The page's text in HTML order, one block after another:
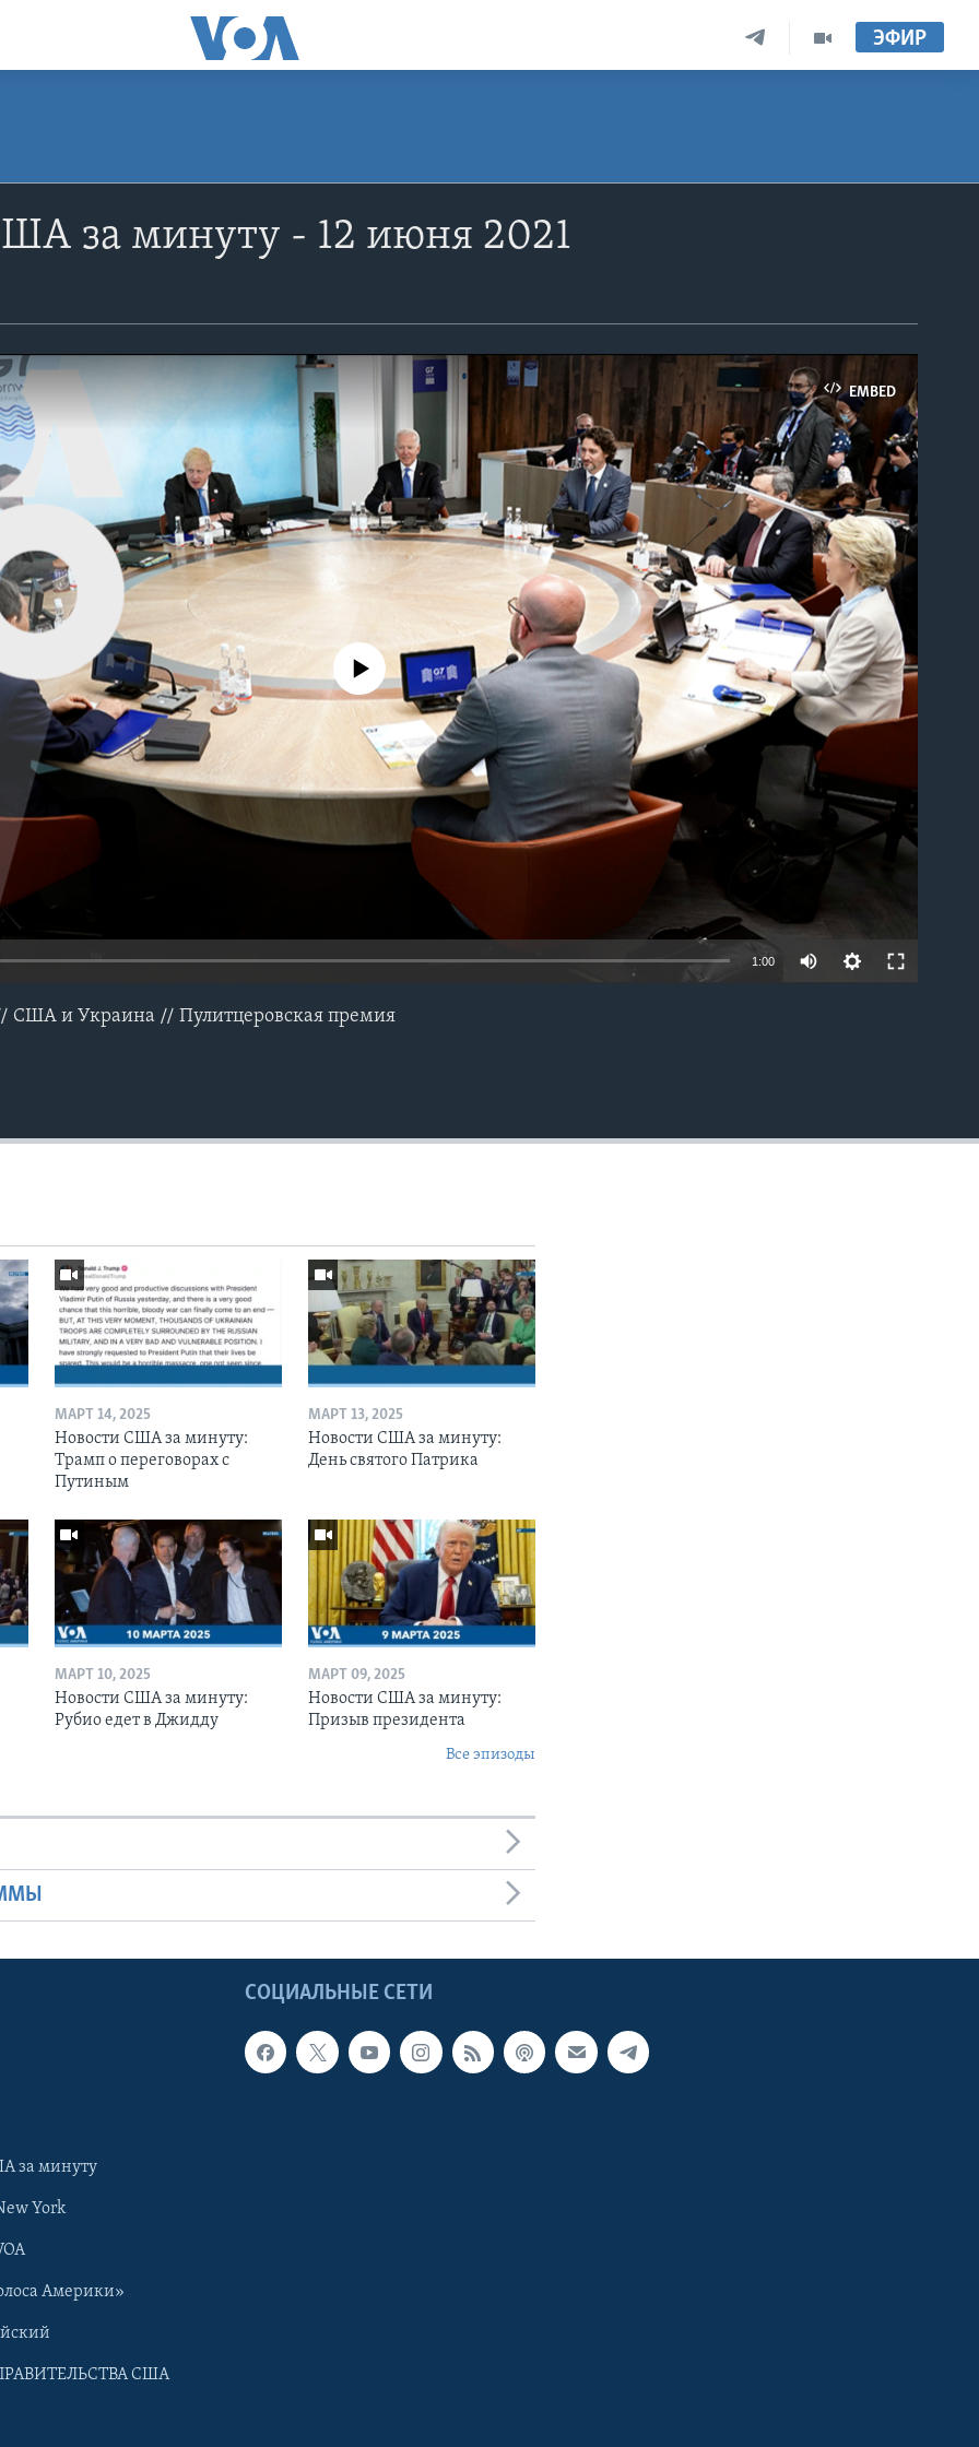
ЭФИР
за минуту - 12 июня 2021
EMBED
No media source currently available
1:00
США и Украина // Пулитцеровская премия
МАРТ 14, 2025
Новости США за минуту:
Трамп о переговорах с
Путиным
МАРТ 13, 2025
Новости США за минуту:
День святого Патрика
МАРТ 10, 2025
Новости США за минуту:
Рубио едет в Джидду
МАРТ 09, 2025
Новости США за минуту:
Призыв президента
Все эпизоды
СОЦИАЛЬНЫЕ СЕТИ
за минуту
York
Америки»
США